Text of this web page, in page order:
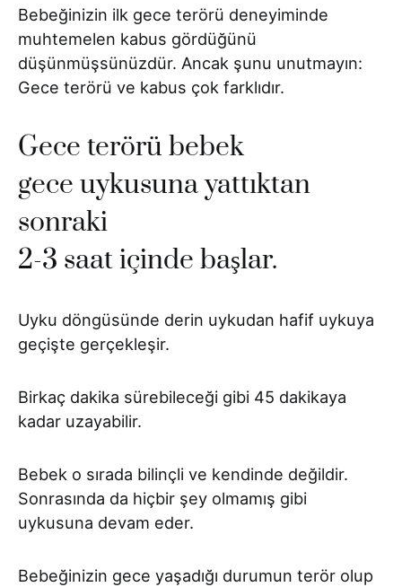
Bebeğinizin ilk gece terörü deneyiminde
muhtemelen kabus gördüğünü
düşünmüşsünüzdür. Ancak şunu unutmayın:
Gece terörü ve kabus çok farklıdır.
Gece terörü bebek
gece uykusuna yattıktan
sonraki
2-3 saat içinde başlar.
Uyku döngüsünde derin uykudan hafif uykuya
geçişte gerçekleşir.
Birkaç dakika sürebileceği gibi 45 dakikaya
kadar uzayabilir.
Bebek o sırada bilinçli ve kendinde değildir.
Sonrasında da hiçbir şey olmamış gibi
uykusuna devam eder.
Bebeğinizin gece yaşadığı durumun terör olup